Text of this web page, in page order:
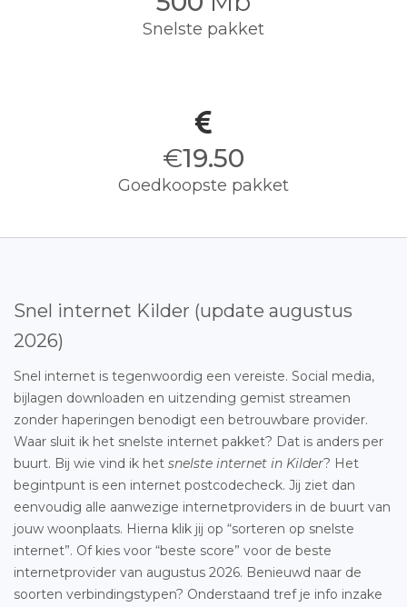
Snelste pakket
€19.50
Goedkoopste pakket
Snel internet Kilder (update augustus
2026)
Snel internet is tegenwoordig een vereiste. Social media,
bijlagen downloaden en uitzending gemist streamen
zonder haperingen benodigt een betrouwbare provider.
Waar sluit ik het snelste internet pakket? Dat is anders per
buurt. Bij wie vind ik het snelste internet in Kilder? Het
begintpunt is een internet postcodecheck. Jij ziet dan
eenvoudig alle aanwezige internetproviders in de buurt van
jouw woonplaats. Hierna klik jij op “sorteren op snelste
internet”. Of kies voor “beste score” voor de beste
internetprovider van augustus 2026. Benieuwd naar de
soorten verbindingstypen? Onderstaand tref je info inzake